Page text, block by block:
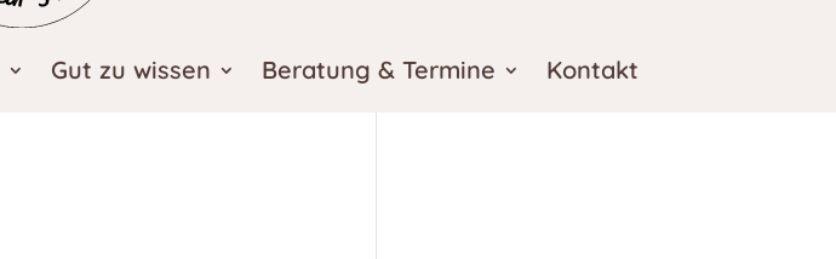
Gut zu wissen Beratung & Termine Kontakt